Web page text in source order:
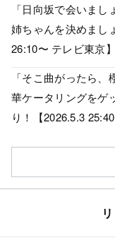
「日向坂で会いま
姉ちゃんを決めまし
26:10〜 テレビ東京】
「そこ曲がったら
華ケータリングをゲ
り！【2026.5.3